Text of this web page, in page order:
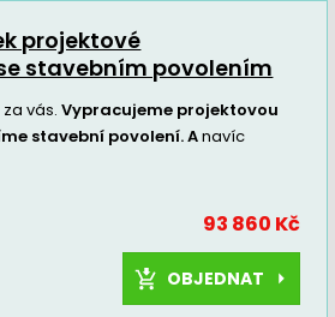
projektové
stavebním povolením
za vás.Vypracujeme projektovou
stavební povolení. Anavíc
93 860 Kč
OBJEDNAT